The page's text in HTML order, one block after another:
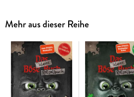
Klebe dieStickeran die richtigen
schleimigen Misere zu befreien.
Aber sei vorsichtig - nur wer clever
Rätsel lösenund das kleine Böse Buch
Sticker kleben - Rätsel lösen!Nur
Mehr aus dieser Reihe